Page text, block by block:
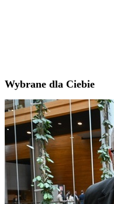
Wybrane dla Ciebie